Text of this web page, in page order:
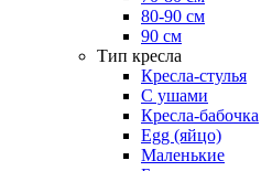
80-90 см
90 см
Тип кресла
Кресла-стулья
С ушами
Кресла-бабочка
Egg (яйцо)
Маленькие